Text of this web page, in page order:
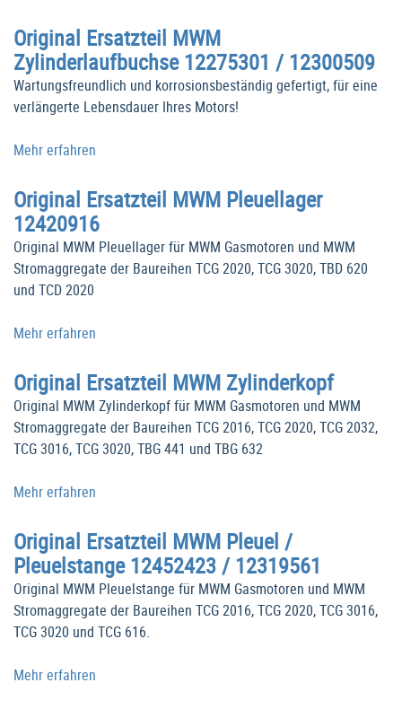
Original Ersatzteil MWM
Zylinderlaufbuchse 12275301 / 12300509
Wartungsfreundlich und korrosionsbeständig gefertigt, für eine
verlängerte Lebensdauer Ihres Motors!
Mehr erfahren
Original Ersatzteil MWM Pleuellager
12420916
Original MWM Pleuellager für MWM Gasmotoren und MWM
Stromaggregate der Baureihen TCG 2020, TCG 3020, TBD 620
und TCD 2020
Mehr erfahren
Original Ersatzteil MWM Zylinderkopf
Original MWM Zylinderkopf für MWM Gasmotoren und MWM
Stromaggregate der Baureihen TCG 2016, TCG 2020, TCG 2032,
TCG 3016, TCG 3020, TBG 441 und TBG 632
Mehr erfahren
Original Ersatzteil MWM Pleuel /
Pleuelstange 12452423 / 12319561
Original MWM Pleuelstange für MWM Gasmotoren und MWM
Stromaggregate der Baureihen TCG 2016, TCG 2020, TCG 3016,
TCG 3020 und TCG 616.
Mehr erfahren